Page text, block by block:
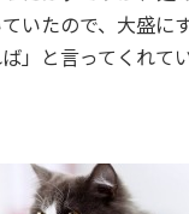
いたので、大盛に
」と言ってくれて